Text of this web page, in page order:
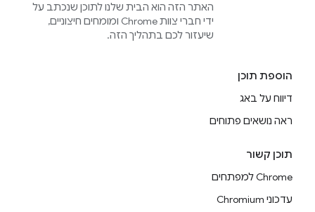
האתר הזה הוא הבית שלנו לתוכן שנכתב על
ידי חברי צוות Chrome ומומחים חיצוניים,
שיעזור לכם בתהליך הזה.
הוספת תוכן
דיווח על באג
ראה נושאים פתוחים
תוכן קשור
Chrome למפתחים
עדכוני Chromium